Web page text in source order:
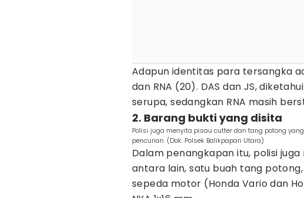
Adapun identitas para tersangka
dan RNA (20). DAS dan JS,
serupa, sedangkan RNA masih
2. Barang bukti yang disita
Polisi juga menyita pisau cutter dan tang potong
pencurian. (Dok. Polsek Balikpapan Utara)
Dalam penangkapan itu, polisi
antara lain, satu buah tang
sepeda motor (Honda Vario dan